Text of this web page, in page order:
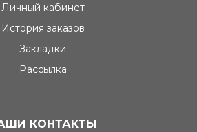
Личный кабинет
История заказов
Закладки
Рассылка
КОНТАКТЫ